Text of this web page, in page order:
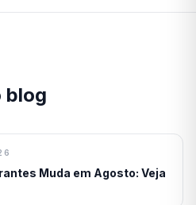
blog
Muda em Agosto: Veja